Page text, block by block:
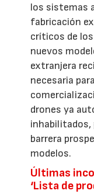
los sistemas
fabricación
críticos de
nuevos
extranjera
necesaria
drones ya
inhabilitados,
barrera
modelos.
Últimas
‘Lista de